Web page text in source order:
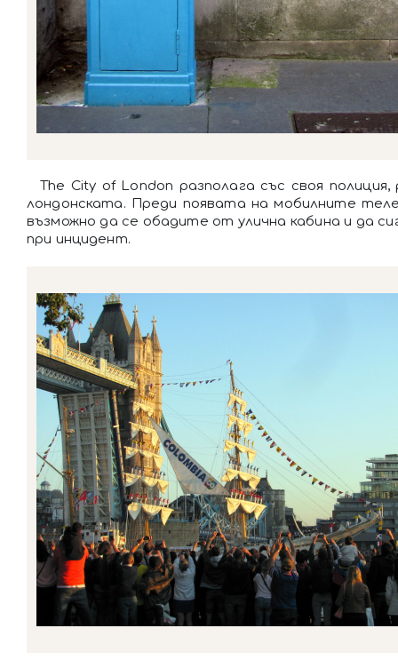
The City of London разполага със своя
лондонската. Преди появата на мобилните
възможно да се обадите от улична кабина и да
при инцидент.